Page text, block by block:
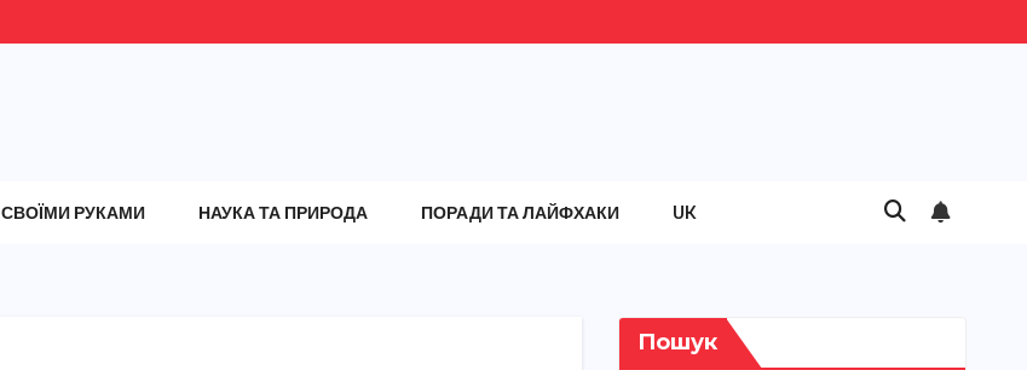
СВОЇМИ РУКАМИ НАУКА ТА ПРИРОДА ПОРАДИ ТА ЛАЙФХАКИ UK
Пошук